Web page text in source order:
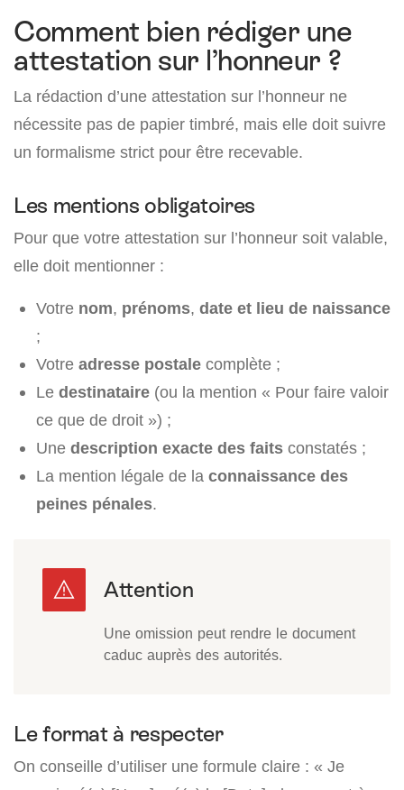
Comment bien rédiger une
attestation sur l’honneur ?
La rédaction d’une attestation sur l’honneur ne
nécessite pas de papier timbré, mais elle doit suivre
un formalisme strict pour être recevable.
Les mentions obligatoires
Pour que votre attestation sur l’honneur soit valable,
elle doit mentionner :
Votre nom, prénoms, date et lieu de naissance
;
Votre adresse postale complète ;
Le destinataire (ou la mention « Pour faire valoir
ce que de droit ») ;
Une description exacte des faits constatés ;
La mention légale de la connaissance des
peines pénales.
Une omission peut rendre le document
caduc auprès des autorités.
Le format à respecter
On conseille d’utiliser une formule claire : « Je